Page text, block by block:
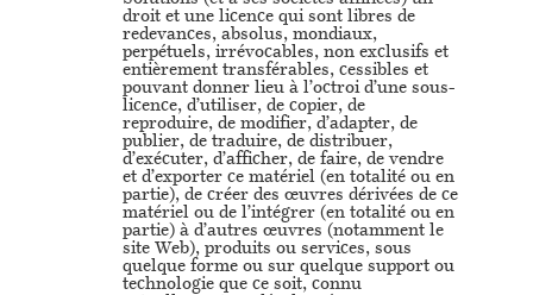
droit et une licence qui sont libres de
redevances, absolus, mondiaux,
perpétuels, irrévocables, non exclusifs et
entièrement transférables, cessibles et
pouvant donner lieu à l’octroi d’une sous-
licence, d’utiliser, de copier, de
reproduire, de modifier, d’adapter, de
publier, de traduire, de distribuer,
d’exécuter, d’afficher, de faire, de vendre
et d’exporter ce matériel (en totalité ou en
partie), de créer des œuvres dérivées de ce
matériel ou de l’intégrer (en totalité ou en
partie) à d’autres œuvres (notamment le
site Web), produits ou services, sous
quelque forme ou sur quelque support ou
technologie que ce soit, connu